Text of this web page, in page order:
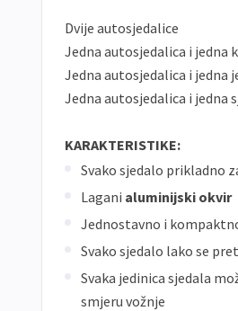
Dvije autosjedalice
Jedna autosjedalica i jedna
Jedna autosjedalica i jedna
Jedna autosjedalica i jedna
KARAKTERISTIKE:
Svako sjedalo prikladno
Lagani aluminijski okvir
Jednostavno i
Svako sjedalo lako se
Svaka jedinica sjedala
smjeru vožnje